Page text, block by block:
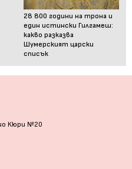
28 800 години на трона и
един истински Гилгамеш:
какво разказва
Шумерският царски
списък
Кюри №20